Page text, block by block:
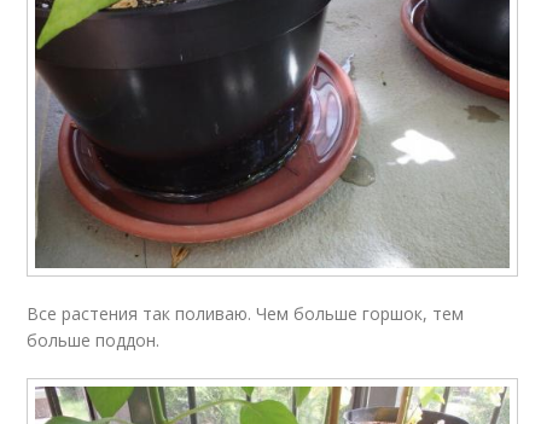
Все растения так поливаю. Чем больше горшок, тем
больше поддон.